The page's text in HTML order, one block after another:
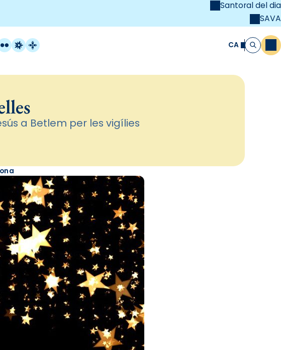
Santoral del dia
SAVA
Radio Estel
Catalunya Cristiana CA Cerca
a Betlem per les vigílies